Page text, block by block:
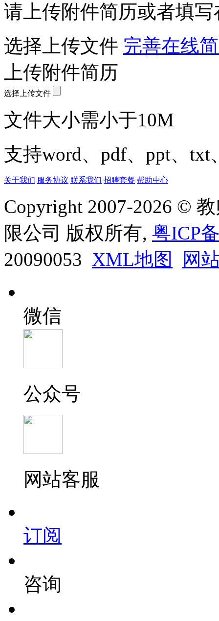
请上传附件简历或者填
选择上传文件 完善在线
上传附件简历
选择上传文件
文件大小需小于10M
支持word、pdf、ppt、txt
关于我们 服务协议 联系我们 招聘套餐 帮助中心
Copyright 2007-2026 ©
限公司 版权所有, 粤ICP
20090053 XML地图 网
微信
公众号
网站客服
订阅
咨询